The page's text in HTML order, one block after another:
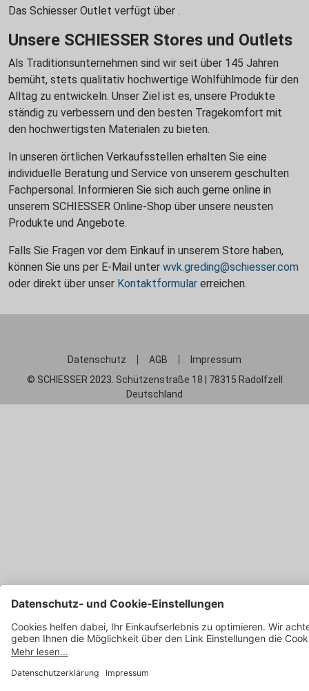
Das Schiesser Outlet verfügt über .
Unsere SCHIESSER Stores und Outlets
Als Traditionsunternehmen sind wir seit über 145 Jahren
bemüht, stets qualitativ hochwertige Wohlfühlmode für den
Alltag zu entwickeln. Unser Ziel ist es, unsere Produkte
ständig zu verbessern und den besten Tragekomfort mit
den hochwertigsten Materialen zu bieten.
In unseren örtlichen Verkaufsstellen erhalten Sie eine
individuelle Beratung und Service von unserem geschulten
Fachpersonal. Informieren Sie sich auch gerne online in
unserem SCHIESSER Online-Shop über unsere neusten
Produkte und Angebote.
Falls Sie Fragen vor dem Einkauf in unserem Store haben,
können Sie uns per E-Mail unter wvk.greding@schiesser.com
oder direkt über unser Kontaktformular erreichen.
Datenschutz AGB
Impressum
© SCHIESSER 2023. Schützenstraße 18 | 78315 Radolfzell
Deutschland